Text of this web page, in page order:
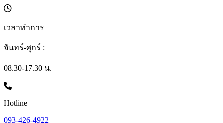
เวลาทำการ
จันทร์-ศุกร์ :
08.30-17.30 น.
Hotline
093-426-4922